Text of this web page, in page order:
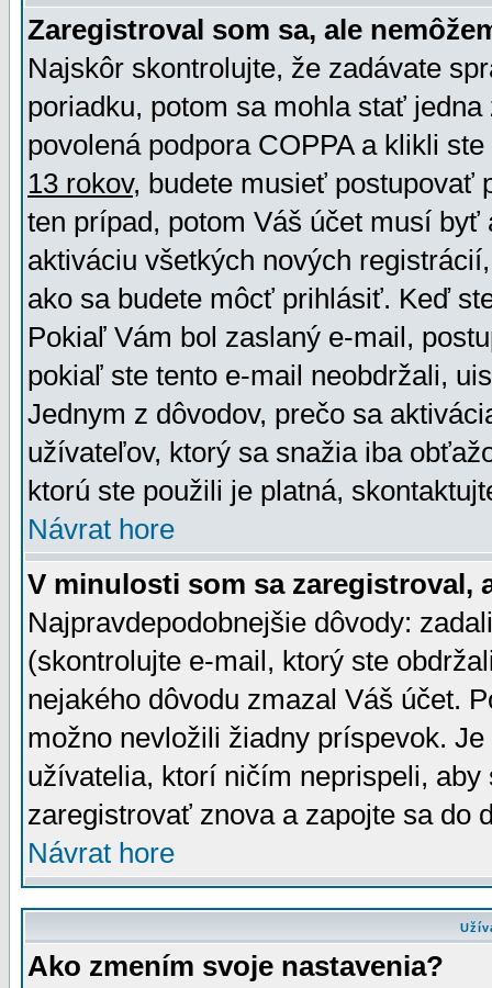
Zaregistroval som sa, ale
Najskôr skontrolujte, že zadávate
poriadku, potom sa mohla stať
povolená podpora COPPA a klikli
13 rokov, budete musieť postupovať
ten prípad, potom Váš účet musí
aktiváciu všetkých nových
ako sa budete môcť prihlásiť. Keď
Pokiaľ Vám bol zaslaný e-mail,
pokiaľ ste tento e-mail neobdržali,
Jednym z dôvodov, prečo sa
užívateľov, ktorý sa snažia iba
ktorú ste použili je platná,
Návrat hore
V minulosti som sa zaregistroval,
Najpravdepodobnejšie dôvody:
(skontrolujte e-mail, ktorý ste
nejakého dôvodu zmazal Váš účet.
možno nevložili žiadny príspevok.
užívatelia, ktorí ničím neprispeli,
zaregistrovať znova a zapojte sa do
Návrat hore
Ako zmením svoje nastavenia?